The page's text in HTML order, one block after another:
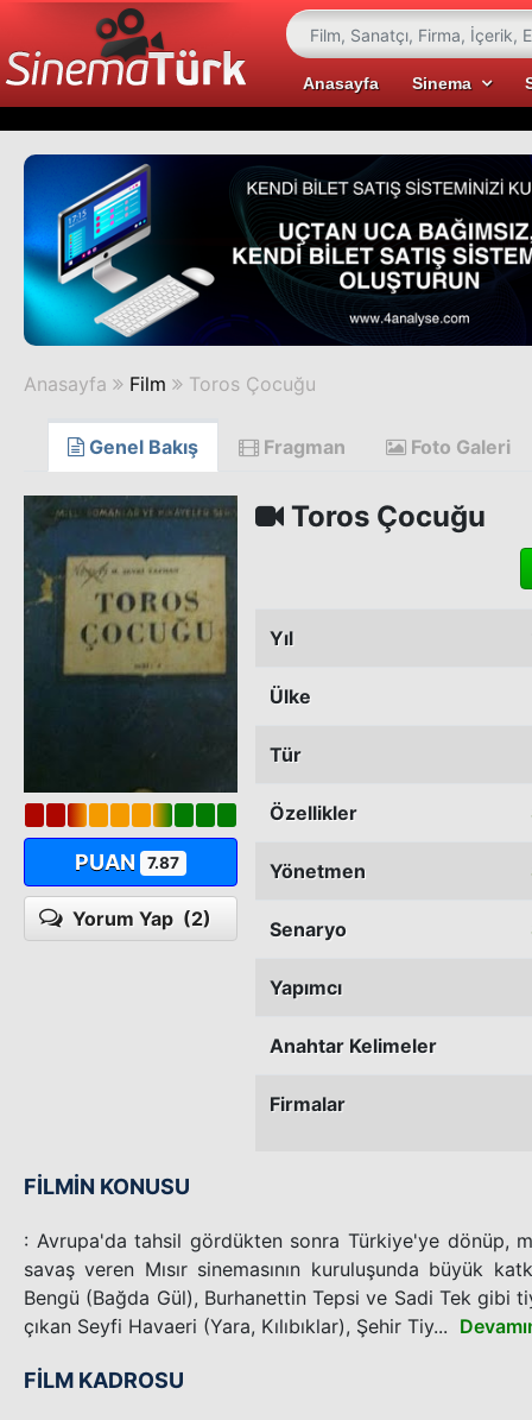
Anasayfa Sinema
Anasayfa Film Toros Çocuğu
Genel Bakış Fragman Foto Galeri
PUAN 7.87
Yorum Yap (2)
Toros Çocuğu
Yıl
Ülke
Tür
Özellikler
Yönetmen
Senaryo
Yapımcı
Anahtar Kelimeler
Firmalar
FİLMİN KONUSU
: Avrupa'da tahsil gördükten sonra Türkiye'ye dönüp,
savaş veren Mısır sinemasının kuruluşunda büyük
Bengü (Bağda Gül), Burhanettin Tepsi ve Sadi Tek gibi
çıkan Seyfi Havaeri (Yara, Kılıbıklar), Şehir Tiy...
FİLM KADROSU